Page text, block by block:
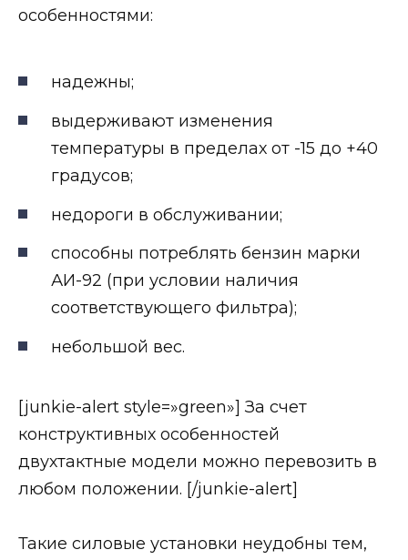
особенностями:
надежны;
выдерживают изменения
температуры в пределах от -15 до +40
градусов;
недороги в обслуживании;
способны потреблять бензин марки
АИ-92 (при условии наличия
соответствующего фильтра);
небольшой вес.
[junkie-alert style=»green»] За счет
конструктивных особенностей
двухтактные модели можно перевозить в
любом положении. [/junkie-alert]
Такие силовые установки неудобны тем,